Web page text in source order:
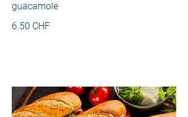
guacamole
6.50 CHF